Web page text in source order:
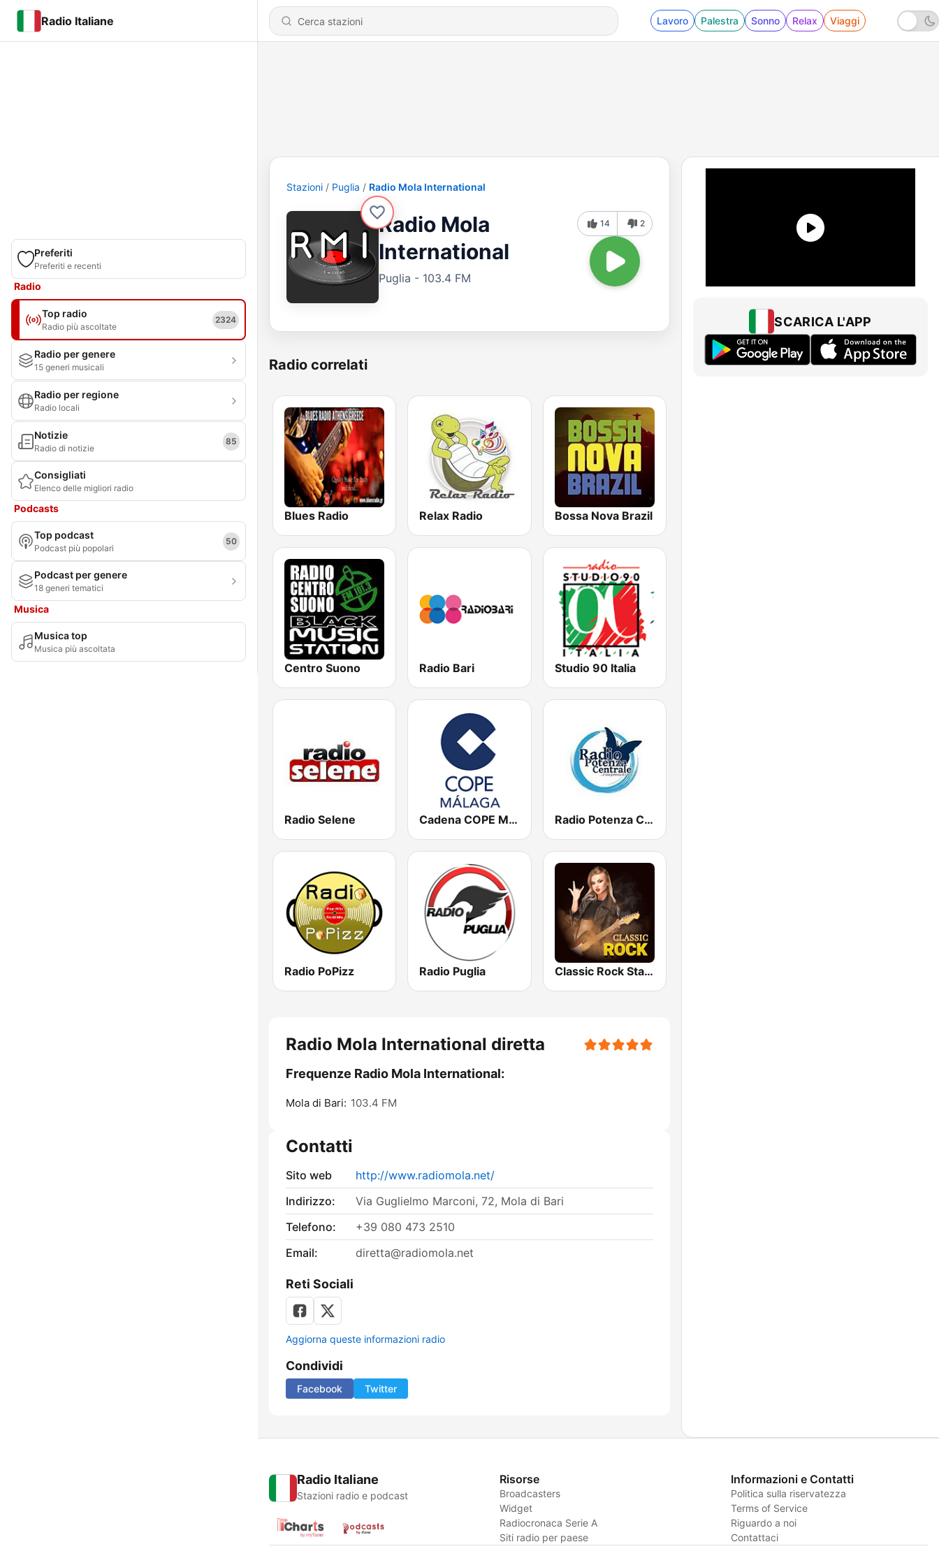
Radio Italiane Lavoro Palestra Sonno Relax Viaggi
Preferiti
Preferiti e recenti
Radio
Top radio
Radio più ascoltate
2324
Radio per genere
15 generi musicali
Radio per regione
Radio locali
Notizie
Radio di notizie
85
Consigliati
Elenco delle migliori radio
Podcasts
Top podcast
Podcast più popolari
50
Podcast per genere
18 generi tematici
Musica
Musica top
Musica più ascoltata
Stazioni Puglia Radio Mola International
Radio Mola
International
Puglia - 103.4 FM
14 2
Radio correlati
Blues Radio Relax Radio Bossa Nova Brazil
Centro Suono Radio Bari Studio 90 Italia
Radio Selene Cadena COPE Málaga Radio Potenza Centrale
Radio PoPizz Radio Puglia Classic Rock Station
Radio Mola International diretta
Frequenze Radio Mola International:
Mola di Bari: 103.4 FM
Contatti
Sito web
http://www.radiomola.net/
Indirizzo:
Via Guglielmo Marconi, 72, Mola di Bari
Telefono:
+39 080 473 2510
Email:
diretta@radiomola.net
Reti Sociali
Aggiorna queste informazioni radio
Condividi
Facebook Twitter
SCARICA L'APP
Radio Italiane
Stazioni radio e podcast
Risorse
Broadcasters
Widget
Radiocronaca Serie A
Siti radio per paese
Informazioni e Contatti
Politica sulla riservatezza
Terms of Service
Riguardo a noi
Contattaci